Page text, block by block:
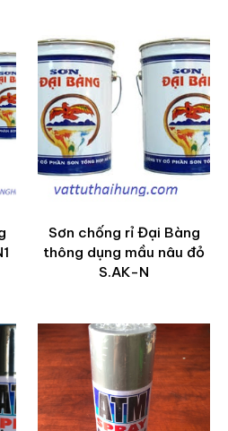
Sơn chống rỉ Đại Bàng
thông dụng mầu nâu đỏ
S.AK-N